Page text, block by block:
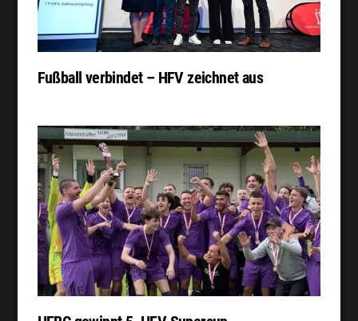
Fußball verbindet – HFV zeichnet aus